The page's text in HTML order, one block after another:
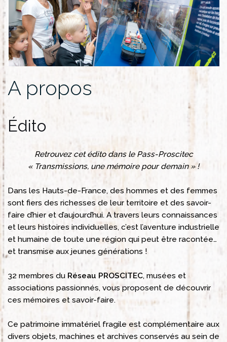
A propos
Édito
Retrouvez cet édito dans le Pass-Proscitec
« Transmissions, une mémoire pour demain » !
Dans les Hauts-de-France, des hommes et des femmes
sont fiers des richesses de leur territoire et des savoir-
faire d’hier et d’aujourd’hui. A travers leurs connaissances
et leurs histoires individuelles, c’est l’aventure industrielle
et humaine de toute une région qui peut être racontée…
et transmise aux jeunes générations !
32 membres du Réseau PROSCITEC, musées et
associations passionnés, vous proposent de découvrir
ces mémoires et savoir-faire.
Ce patrimoine immatériel fragile est complémentaire aux
divers objets, machines et archives conservés au sein de